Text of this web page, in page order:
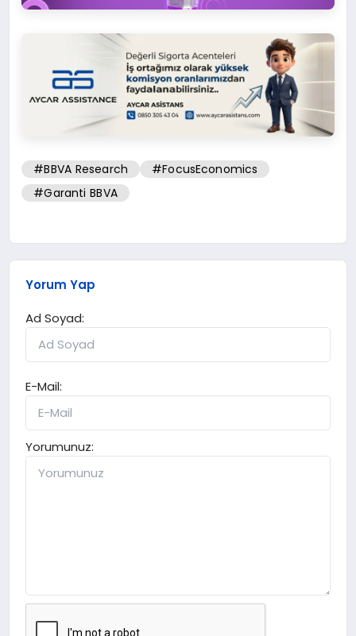
#BBVA Research
#FocusEconomics
#Garanti BBVA
Yorum Yap
Ad Soyad:
E-Mail:
Yorumunuz: